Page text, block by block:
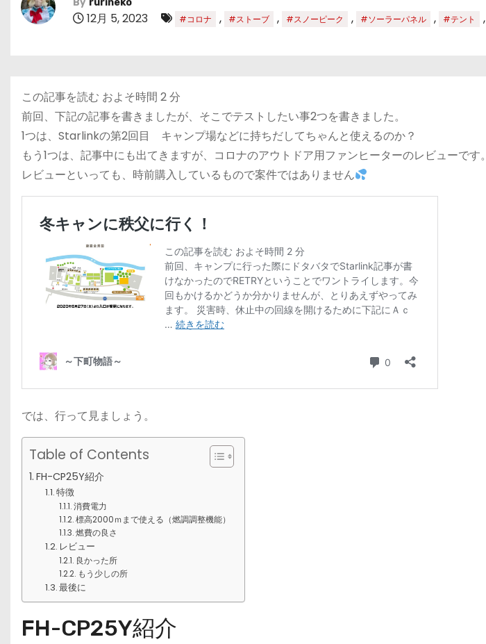
12月 5, 2023 #コロナ , #ストーブ , #スノーピーク , #ソーラーパネル , #テント ,
この記事を読む およそ時間 2分
前回、下記の記事を書きましたが、そこでテストしたい事2つを書きました。
1つは、Starlinkの第2回目 キャンプ場などに持ちだしてちゃんと使えるのか？
もう1つは、記事中にも出てきますが、コロナのアウトドア用ファンヒーターのレビューです。
レビューといっても、時前購入しているもので案件ではありません
では、行って見ましょう。
Table of Contents
FH-CP25Y紹介
特徴
消費電力
標高2000ｍまで使える（燃調調整機能）
燃費の良さ
レビュー
良かった所
もう少しの所
最後に
FH-CP25Y紹介